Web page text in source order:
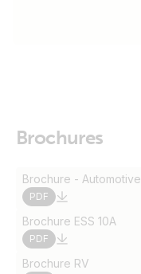
Brochures
Brochure - Automotive
PDF
Brochure ESS 10A
PDF
Brochure RV